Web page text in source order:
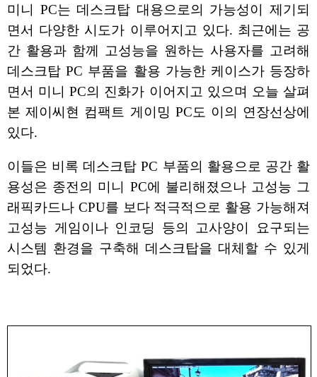
미니 PC는 데스크탑 대용으로의 가능성이 제기되
면서 다양한 시도가 이루어지고 있다. 최근에는 공
간 활용과 함께 고성능을 원하는 사용자를 고려해
데스크탑 PC 부품을 활용 가능한 케이스가 등장하
면서 미니 PC의 진화가 이어지고 있으며 오늘 살펴
본 제이씨현 컴팩트 게이밍 PC도 이의 연장선상에
있다.
이들은 비록 데스크탑 PC 부품의 활용으로 공간 활
용성은 종전의 미니 PC에 불리해졌으나 고성능 그
래픽카드나 CPU를 보다 적극적으로 활용 가능해져
고성능 게임이나 인코딩 등의 고사양이 요구되는
시스템 환경을 구축해 데스크탑을 대체할 수 있게
되었다.